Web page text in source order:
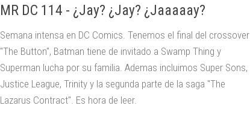
MR DC 114 - ¿Jay? ¿Jay? ¿Jaaaaay?
Semana intensa en DC Comics. Tenemos el final del crossover
"The Button", Batman tiene de invitado a Swamp Thing y
Superman lucha por su familia. Ademas incluimos Super Sons,
Justice League, Trinity y la segunda parte de la saga "The
Lazarus Contract". Es hora de leer.